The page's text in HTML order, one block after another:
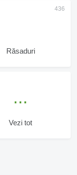
Răsaduri
Vezi tot